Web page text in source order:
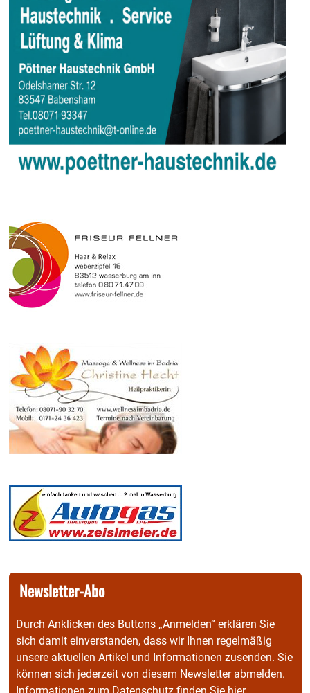
Newsletter-Abo
Durch Anklicken des Buttons „Anmelden“ erklären Sie
sich damit einverstanden, dass wir Ihnen regelmäßig
unsere aktuellen Artikel und Informationen zusenden. Sie
können sich jederzeit von diesem Newsletter abmelden.